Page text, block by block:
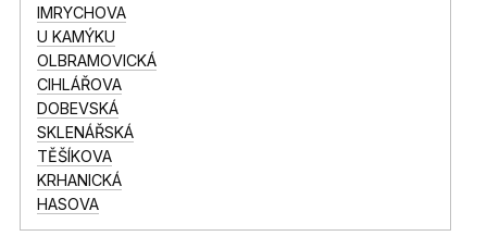
IMRYCHOVA
U KAMÝKU
OLBRAMOVICKÁ
CIHLÁŘOVA
DOBEVSKÁ
SKLENÁŘSKÁ
TĚŠÍKOVA
KRHANICKÁ
HASOVA